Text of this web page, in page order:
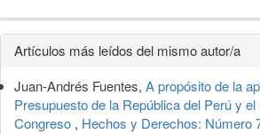
Detalles
del
artículo
Artículos más leídos del mismo autor/a
Juan-Andrés Fuentes, A propósito de la
Presupuesto de la República del Perú y
Congreso , Hechos y Derechos: Número